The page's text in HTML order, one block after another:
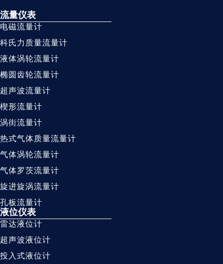
流量仪表
电磁流量计
科氏力质量流量计
液体涡轮流量计
椭圆齿轮流量计
超声波流量计
楔形流量计
涡街流量计
热式气体质量流量计
气体涡轮流量计
气体罗茨流量计
旋进旋涡流量计
孔板流量计
液位仪表
雷达液位计
超声波液位计
投入式液位计